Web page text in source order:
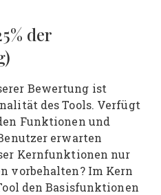
der
Bewertung ist
des Tools. Verfügt
Funktionen und
erwarten
Kernfunktionen nur
vorbehalten? Im Kern
den Basisfunktionen